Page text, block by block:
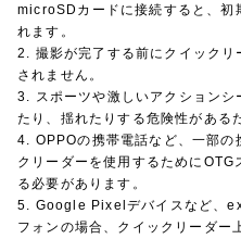
microSDカードに接続すると、初
れます。
2. 撮影が完了する前にクイック
されません。
3. スポーツや激しいアクション
たり、揺れたりする危険性がある
4. OPPOの携帯電話など、一部の
クリーダーを使用するために
る必要があります。
5. Google Pixelデバイスなど、
フォンの場合、クイックリーダー